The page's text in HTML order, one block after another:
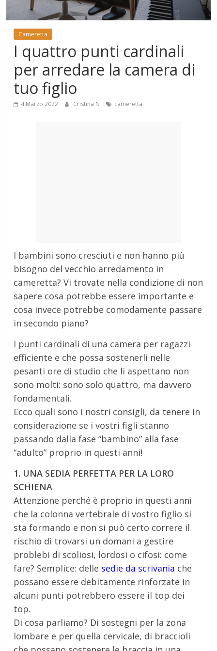
Mondo
Cameretta
I quattro punti cardinali
per arredare la camera di
tuo figlio
4 Marzo 2022 Cristina N cameretta
I bambini sono cresciuti e non hanno più
bisogno del vecchio arredamento in
cameretta? Vi trovate nella condizione di non
sapere cosa potrebbe essere importante e
cosa invece potrebbe comodamente passare
in secondo piano?
I punti cardinali di una camera per ragazzi
efficiente e che possa sostenerli nelle
pesanti ore di studio che li aspettano non
sono molti: sono solo quattro, ma davvero
fondamentali.
Ecco quali sono i nostri consigli, da tenere in
considerazione se i vostri figli stanno
passando dalla fase “bambino” alla fase
“adulto” proprio in questi anni!
1. UNA SEDIA PERFETTA PER LA LORO
SCHIENA
Attenzione perché è proprio in questi anni
che la colonna vertebrale di vostro figlio si
sta formando e non si può certo correre il
rischio di trovarsi un domani a gestire
problebi di scoliosi, lordosi o cifosi: come
fare? Semplice: delle sedie da scrivania che
possano essere debitamente rinforzate in
alcuni punti potrebbero essere il top dei
top.
Di cosa parliamo? Di sostegni per la zona
lombare e per quella cervicale, di braccioli